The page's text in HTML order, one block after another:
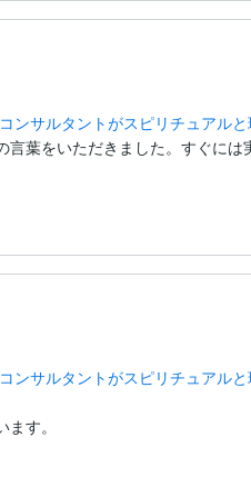
ンサルタントがスピリチュアル
葉をいただきました。すぐに
ンサルタントがスピリチュアル
す。